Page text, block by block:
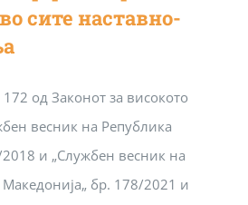
сите наставно-
од Законот за високото
весник на Република
и „Службен весник на
бр. 178/2021 и